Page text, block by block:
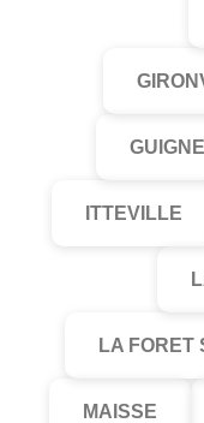
ITTEVILLE
LA FORET
MAISSE